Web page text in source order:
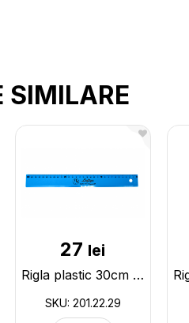
SIMILARE
27 lei
Rigla plastic 30cm KUM Flexi p/u stingaci 201.22.29
SKU: 201.22.29